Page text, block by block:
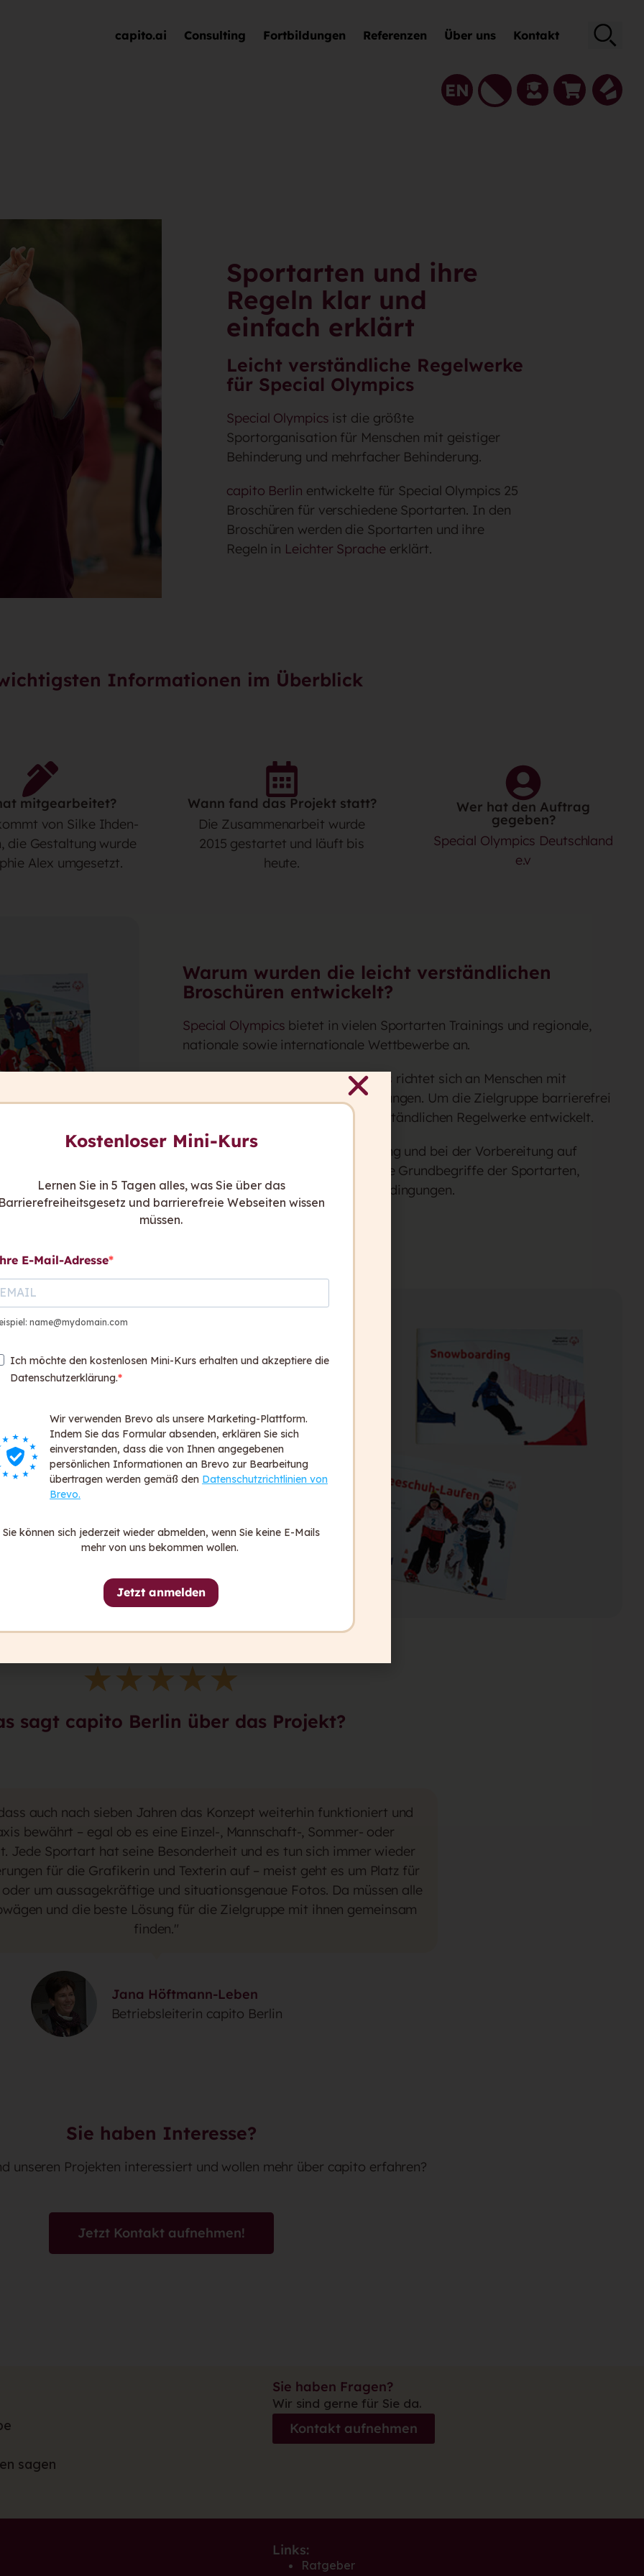
capito.ai Consulting Fortbildungen Referenzen Über uns Kontakt
EN
Sportarten und ihre
Regeln klar und
einfach erklärt
Leicht verständliche Regelwerke
für Special Olympics
Special Olympics ist die größte
Sportorganisation für Menschen mit geistiger
Behinderung und mehrfacher Behinderung.
capito Berlin entwickelte für Special Olympics 25
Broschüren für verschiedene Sportarten. In den
Broschüren werden die Sportarten und ihre
Regeln in Leichter Sprache erklärt.
Informationen im Überblick
mitgearbeitet?
von Silke Ihden-
die Gestaltung wurde
Alex umgesetzt.
Wann fand das Projekt statt?
Die Zusammenarbeit wurde
2015 gestartet und läuft bis
heute.
Wer hat den Auftrag
gegeben?
Special Olympics Deutschland
e.v
Warum wurden die leicht verständlichen
Broschüren entwickelt?
Special Olympics bietet in vielen Sportarten Trainings und regionale,
nationale sowie internationale Wettbewerbe an.
Special Olympics richtet sich an Menschen mit
Lernschwierigkeiten und Behinderungen. Um die Zielgruppe barrierefrei
zu erreichen, wurden die leicht verständlichen Regelwerke entwickelt.
Die Regelwerke helfen beim Training und bei der Vorbereitung auf
Wettbewerbe. Sie erklären wichtige Grundbegriffe der Sportarten,
Regeln, Wertung und Ausschlussbedingungen.
wichtige Regeln.
PDF-Datei verfügbar.
★★★★★
sagt capito Berlin über das Projekt?
auch nach sieben Jahren das Konzept weiterhin funktioniert und
bewährt – egal ob es eine Einzel-, Mannschaft-, Sommer- oder
Jede Sportart hat seine Besonderheit und es tun sich immer wieder
für die Grafikerin und Texterin auf – meist geht es um Platz für
um aussagekräftige und situationsgenaue Fotos. Da müssen alle
und die beste Lösung für die Zielgruppe mit ihnen gemeinsam
finden."
Jana Höftmann-Leben
Betriebsleiterin capito Berlin
Sie haben Interesse?
unseren Projekten interessiert und wollen mehr über capito erfahren?
Jetzt Kontakt aufnehmen!
sagen
Sie haben Fragen?
Wir sind gerne für Sie da.
Kontakt aufnehmen
Links:
Ratgeber
Kostenloser Mini-Kurs
Lernen Sie in 5 Tagen alles, was Sie über das
und barrierefreie Webseiten wissen
müssen.
E-Mail-Adresse
name@mydomain.com
Ich möchte den kostenlosen Mini-Kurs erhalten und akzeptiere die
Datenschutzerklärung.
Wir verwenden Brevo als unsere Marketing-Plattform.
Indem Sie das Formular absenden, erklären Sie sich
einverstanden, dass die von Ihnen angegebenen
persönlichen Informationen an Brevo zur Bearbeitung
übertragen werden gemäß den Datenschutzrichtlinien von
Brevo.
Sie können sich jederzeit wieder abmelden, wenn Sie keine E-Mails
mehr von uns bekommen wollen.
Jetzt anmelden